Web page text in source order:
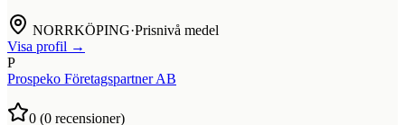
NORRKÖPING·Prisnivå medel
Visa profil →
P
Prospeko Företagspartner AB
0 (0 recensioner)